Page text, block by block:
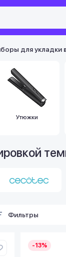
для укладки
Утюжки
Фильтры
-13%